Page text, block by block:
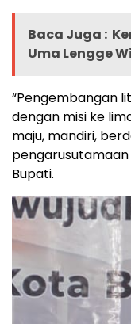
Baca Juga :
Uma Lengge
“Pengembangan
dengan misi ke
maju, mandiri,
Bupati.